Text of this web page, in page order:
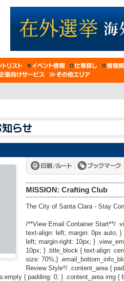
MISSION: Crafting Club
The City of Santa Clara - Stay
/**View Email Container Start**/
text-align: left; margin: 0px auto;
left; margin-right: 10px; }
10px; } .title_block { text-align:
size: 70%;}
Review Style*/ .content_area {
{ padding: 0; } .content_area img